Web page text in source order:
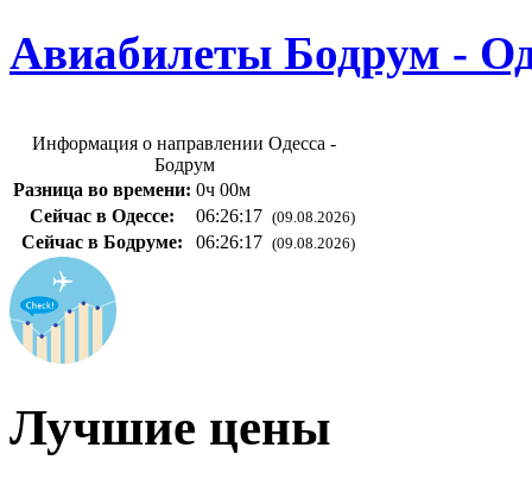
Авиабилеты Бодрум -
Информация о направлении Одесса -
Бодрум
Разница во времени: 0ч 00м
Сейчас в Одессе:
06:26:18 (09.08.2026)
Сейчас в Бодруме: 06:26:18 (09.08.2026)
Лучшие цены